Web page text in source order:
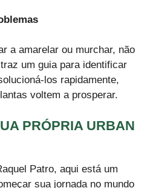
a amarelar ou murchar, não
um guia para identificar
los rapidamente,
voltem a prosperar.
PRÓPRIA URBAN
Patro, aqui está um
sua jornada no mundo